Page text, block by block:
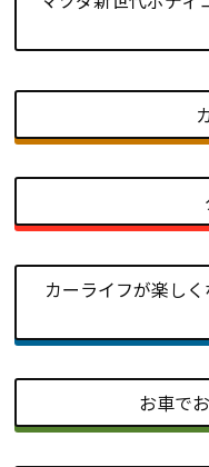
カーライフが楽し
お車で